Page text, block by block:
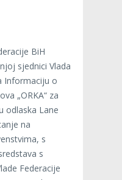
BiH
sjednici Vlada
Informaciju o
„ORKA“ za
odlaska Lane
na
s
s
Federacije